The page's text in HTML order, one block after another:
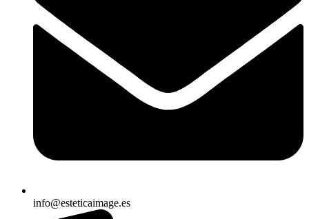
info@esteticaimage.es